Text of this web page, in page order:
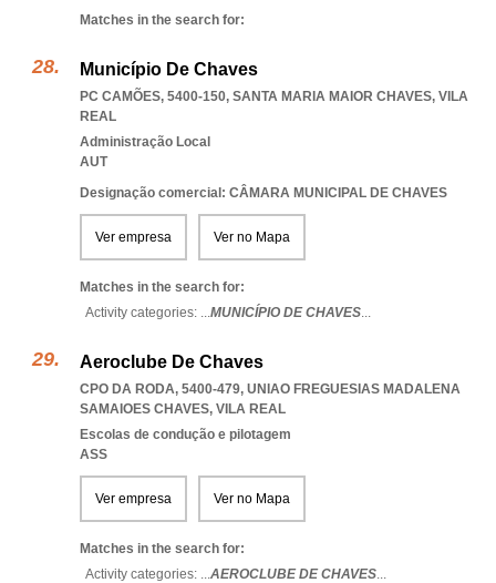
Matches in the search for:
Município De Chaves
PC CAMÕES, 5400-150, SANTA MARIA MAIOR CHAVES, VILA
REAL
Administração Local
AUT
Designação comercial: CÂMARA MUNICIPAL DE CHAVES
Ver empresa Ver no Mapa
Matches in the search for:
Activity categories: ...MUNICÍPIO DE CHAVES...
Aeroclube De Chaves
CPO DA RODA, 5400-479, UNIAO FREGUESIAS MADALENA
SAMAIOES CHAVES, VILA REAL
Escolas de condução e pilotagem
ASS
Ver empresa Ver no Mapa
Matches in the search for:
Activity categories: ...AEROCLUBE DE CHAVES...